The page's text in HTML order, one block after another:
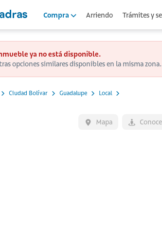
Compra Arriendo Trámites y
ya no está disponible.
opciones similares disponibles en la misma zona.
Ciudad Bolívar Guadalupe Local
Mapa